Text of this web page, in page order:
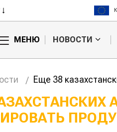
МЕНЮ НОВОСТИ
Еще 38
Казахстан